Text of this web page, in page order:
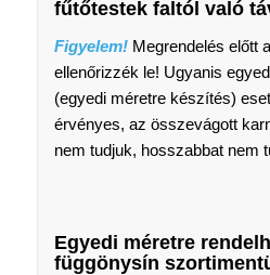
fűtőtestek faltól való
Figyelem! Megrendelés előtt
ellenőrizzék le! Ugyanis
(egyedi méretre készítés)
érvényes, az összevágott
nem tudjuk, hosszabbat nem
Egyedi méretre
függönysín